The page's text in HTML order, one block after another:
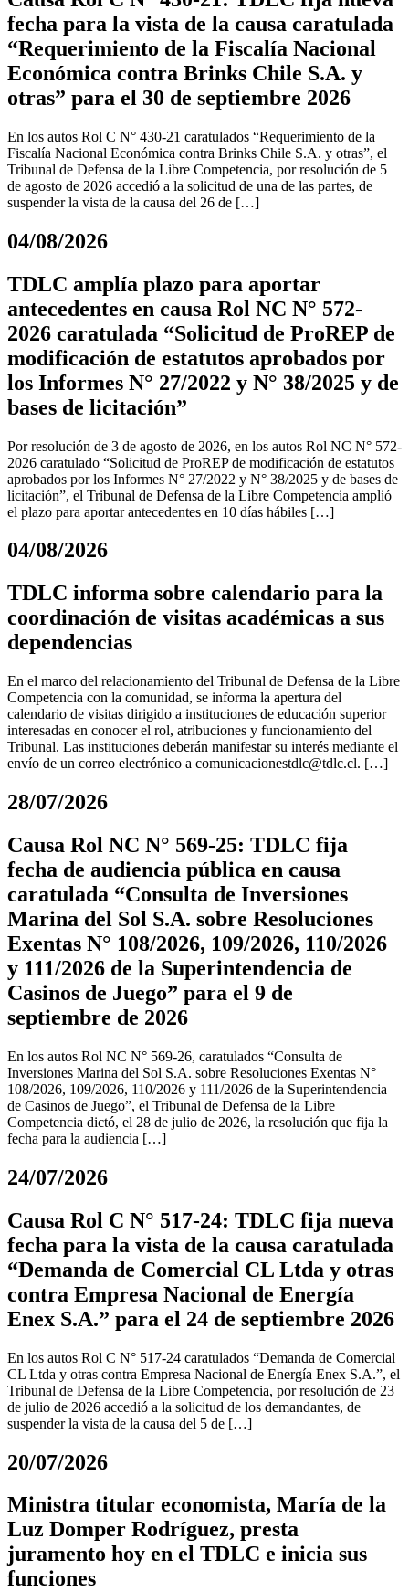
fecha para la vista de la causa caratulada
“Requerimiento de la Fiscalía Nacional
Económica contra Brinks Chile S.A. y
otras” para el 30 de septiembre 2026
En los autos Rol C N° 430-21 caratulados “Requerimiento de la
Fiscalía Nacional Económica contra Brinks Chile S.A. y otras”, el
Tribunal de Defensa de la Libre Competencia, por resolución de 5
de agosto de 2026 accedió a la solicitud de una de las partes, de
suspender la vista de la causa del 26 de […]
04/08/2026
TDLC amplía plazo para aportar
antecedentes en causa Rol NC N° 572-
2026 caratulada “Solicitud de ProREP de
modificación de estatutos aprobados por
los Informes N° 27/2022 y N° 38/2025 y de
bases de licitación”
Por resolución de 3 de agosto de 2026, en los autos Rol NC N° 572-
2026 caratulado “Solicitud de ProREP de modificación de estatutos
aprobados por los Informes N° 27/2022 y N° 38/2025 y de bases de
licitación”, el Tribunal de Defensa de la Libre Competencia amplió
el plazo para aportar antecedentes en 10 días hábiles […]
04/08/2026
TDLC informa sobre calendario para la
coordinación de visitas académicas a sus
dependencias
En el marco del relacionamiento del Tribunal de Defensa de la Libre
Competencia con la comunidad, se informa la apertura del
calendario de visitas dirigido a instituciones de educación superior
interesadas en conocer el rol, atribuciones y funcionamiento del
Tribunal. Las instituciones deberán manifestar su interés mediante el
envío de un correo electrónico a comunicacionestdlc@tdlc.cl. […]
28/07/2026
Causa Rol NC N° 569-25: TDLC fija
fecha de audiencia pública en causa
caratulada “Consulta de Inversiones
Marina del Sol S.A. sobre Resoluciones
Exentas N° 108/2026, 109/2026, 110/2026
y 111/2026 de la Superintendencia de
Casinos de Juego” para el 9 de
septiembre de 2026
En los autos Rol NC N° 569-26, caratulados “Consulta de
Inversiones Marina del Sol S.A. sobre Resoluciones Exentas N°
108/2026, 109/2026, 110/2026 y 111/2026 de la Superintendencia
de Casinos de Juego”, el Tribunal de Defensa de la Libre
Competencia dictó, el 28 de julio de 2026, la resolución que fija la
fecha para la audiencia […]
24/07/2026
Causa Rol C N° 517-24: TDLC fija nueva
fecha para la vista de la causa caratulada
“Demanda de Comercial CL Ltda y otras
contra Empresa Nacional de Energía
Enex S.A.” para el 24 de septiembre 2026
En los autos Rol C N° 517-24 caratulados “Demanda de Comercial
CL Ltda y otras contra Empresa Nacional de Energía Enex S.A.”, el
Tribunal de Defensa de la Libre Competencia, por resolución de 23
de julio de 2026 accedió a la solicitud de los demandantes, de
suspender la vista de la causa del 5 de […]
20/07/2026
Ministra titular economista, María de la
Luz Domper Rodríguez, presta
juramento hoy en el TDLC e inicia sus
funciones